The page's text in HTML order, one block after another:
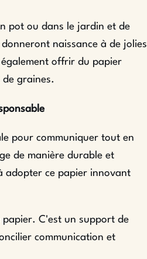
pot ou dans le jardin et de
naissance à de jolies
offrir du papier
graines.
pour communiquer tout en
de manière durable et
adopter ce papier innovant
papier. C'est un support de
communication et